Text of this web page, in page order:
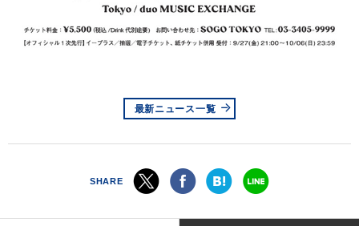
最新ニュース一覧
SHARE